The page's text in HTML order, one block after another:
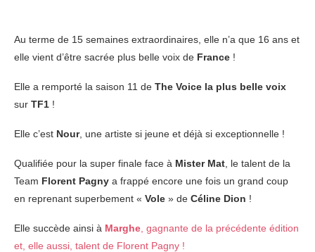
Au terme de 15 semaines extraordinaires, elle n’a que 16 ans et
elle vient d’être sacrée plus belle voix de France !
Elle a remporté la saison 11 de The Voice la plus belle voix
sur TF1 !
Elle c’est Nour, une artiste si jeune et déjà si exceptionnelle !
Qualifiée pour la super finale face à Mister Mat , le talent de la
Team Florent Pagny a frappé encore une fois un grand coup
en reprenant superbement « Vole » de Céline Dion !
Elle succède ainsi à Marghe , gagnante de la précédente édition
et, elle aussi, talent de Florent Pagny !